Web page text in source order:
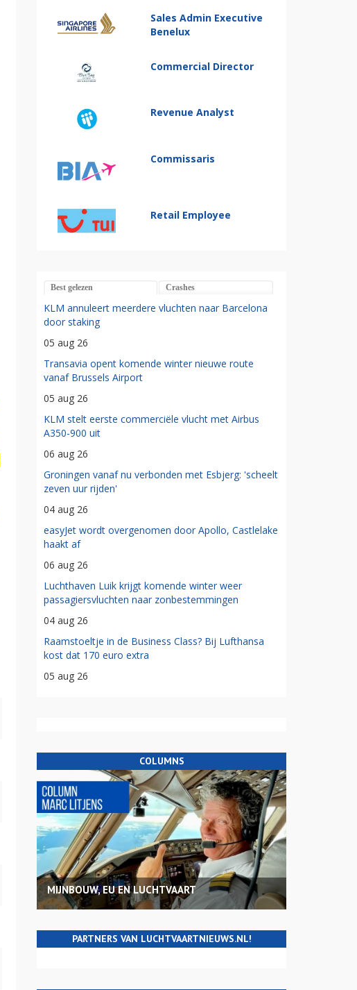
Sales Admin Executive
Benelux
Commercial Director
Revenue Analyst
Commissaris
Retail Employee
Best gelezen Crashes
KLM annuleert meerdere vluchten naar Barcelona
door staking
05 aug 26
Transavia opent komende winter nieuwe route
vanaf Brussels Airport
05 aug 26
KLM stelt eerste commerciële vlucht met Airbus
A350-900 uit
06 aug 26
Groningen vanaf nu verbonden met Esbjerg: 'scheelt
zeven uur rijden'
04 aug 26
easyJet wordt overgenomen door Apollo, Castlelake
haakt af
06 aug 26
Luchthaven Luik krijgt komende winter weer
passagiersvluchten naar zonbestemmingen
04 aug 26
Raamstoeltje in de Business Class? Bij Lufthansa
kost dat 170 euro extra
05 aug 26
COLUMNS
MIJNBOUW, EU EN LUCHTVAART
PARTNERS VAN LUCHTVAARTNIEUWS.NL!